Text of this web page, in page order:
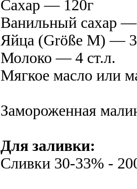
Сахар — 120г
Ванильный сахар
Яйца (Größe M) —
Молоко — 4 ст.л.
Мягкое масло или
Замороженная
Для заливки:
Сливки 30-33% -